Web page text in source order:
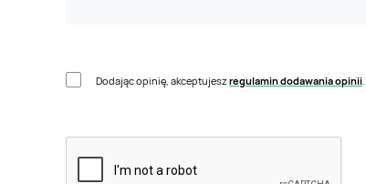
Dodając opinię, akceptujeszregulamin dodawania opinii